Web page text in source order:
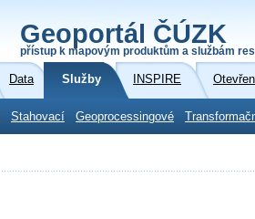
Geoportál ČÚZK
přístup k mapovým produktům a službám
Data Služby INSPIRE
Stahovací Geoprocessingové